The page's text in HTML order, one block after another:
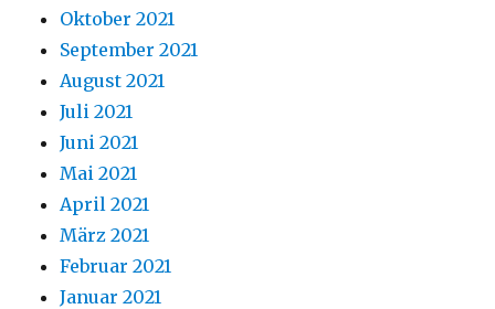
Oktober 2021
September 2021
August 2021
Juli 2021
Juni 2021
Mai 2021
April 2021
März 2021
Februar 2021
Januar 2021